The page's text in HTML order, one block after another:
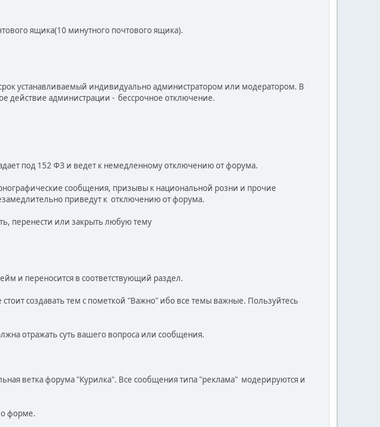
ящика(10 минутного почтового ящика).
устанавливаемый индивидуально администратором или модератором. В
действие администрации - бессрочное отключение.
под 152 ФЗ и ведет к немедленному отключению от форума.
сообщения, призывы к национальной розни и прочие
приведут к отключению от форума.
перенести или закрыть любую тему
и переносится в соответствующий раздел.
создавать тем с пометкой "Важно" ибо все темы важные. Пользуйтесь
отражать суть вашего вопроса или сообщения.
ветка форума "Курилка". Все сообщения типа "реклама" модерируются и
форме.